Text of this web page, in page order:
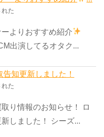
た
よりおすすめ紹介
出演してるオタク...
知更新しました！
た
り情報のお知らせ！ ロ
しました！ シーズ...